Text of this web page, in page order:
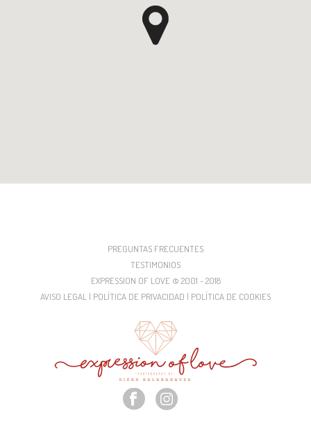
PREGUNTAS FRECUENTES
TESTIMONIOS
EXPRESSION OF LOVE © 2001 - 2018
AVISO LEGAL | POLÍTICA DE PRIVACIDAD | POLÍTICA DE COOKIES